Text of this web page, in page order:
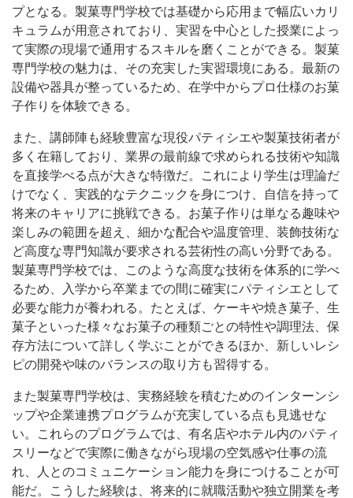
プとなる。製菓専門学校では基礎から応用まで幅広いカリ
キュラムが用意されており、実習を中心とした授業によっ
て実際の現場で通用するスキルを磨くことができる。製菓
専門学校の魅力は、その充実した実習環境にある。最新の
設備や器具が整っているため、在学中からプロ仕様のお菓
子作りを体験できる。
また、講師陣も経験豊富な現役パティシエや製菓技術者が
多く在籍しており、業界の最前線で求められる技術や知識
を直接学べる点が大きな特徴だ。これにより学生は理論だ
けでなく、実践的なテクニックを身につけ、自信を持って
将来のキャリアに挑戦できる。お菓子作りは単なる趣味や
楽しみの範囲を超え、細かな配合や温度管理、装飾技術な
ど高度な専門知識が要求される芸術性の高い分野である。
製菓専門学校では、このような高度な技術を体系的に学べ
るため、入学から卒業までの間に確実にパティシエとして
必要な能力が養われる。たとえば、ケーキや焼き菓子、生
菓子といった様々なお菓子の種類ごとの特性や調理法、保
存方法について詳しく学ぶことができるほか、新しいレシ
ピの開発や味のバランスの取り方も習得する。
また製菓専門学校は、実務経験を積むためのインターンシ
ップや企業連携プログラムが充実している点も見逃せな
い。これらのプログラムでは、有名店やホテル内のパティ
スリーなどで実際に働きながら現場の空気感や仕事の流
れ、人とのコミュニケーション能力を身につけることが可
能だ。こうした経験は、将来的に就職活動や独立開業を考